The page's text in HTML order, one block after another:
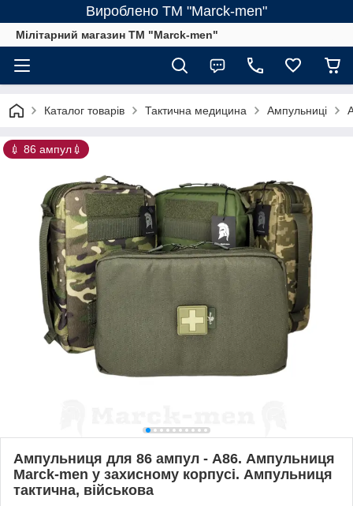
Вироблено ТМ "Marck-men"
Мілітарний магазин ТМ "Marck-men"
Каталог товарів Тактична медицина Ампульниці
💉 86 ампул💉
Ампульниця для 86 ампул - А86. Ампульниця
Marck-men у захисному корпусі. Ампульниця
тактична, військова